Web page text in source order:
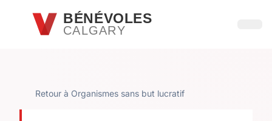
Passer au contenu principal
BÉNÉVOLES
CALGARY
Retour à Organismes sans but lucratif